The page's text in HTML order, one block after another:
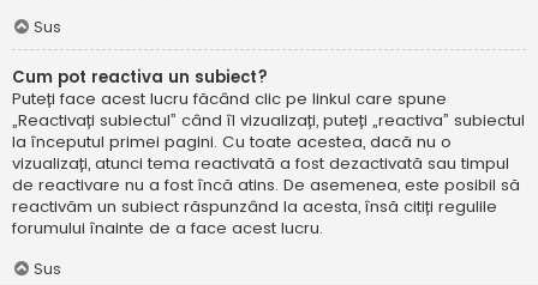
Sus
Cum pot reactiva un subiect?
Puteți face acest lucru făcând clic pe linkul care spune
„Reactivați subiectul” când îl vizualizați, puteți „reactiva” subiectul
la începutul primei pagini. Cu toate acestea, dacă nu o
vizualizați, atunci tema reactivată a fost dezactivată sau timpul
de reactivare nu a fost încă atins. De asemenea, este posibil să
reactivăm un subiect răspunzând la acesta, însă citiți regulile
forumului înainte de a face acest lucru.
Sus